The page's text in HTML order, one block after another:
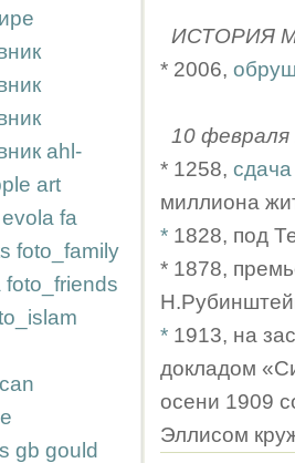
ahl-
art
evola fa
foto_family
foto_friends
gb gould
ИСТОРИЯ
* 2006,
10
* 1258,
миллиона
* 1828, под
* 1878,
* 1913, на
докладом
осени 1909
Эллисом